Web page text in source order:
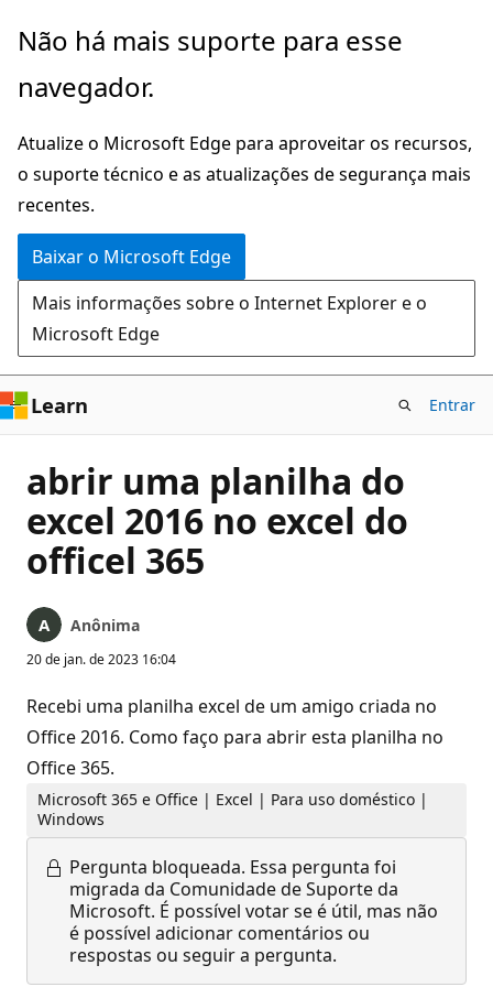
Pular
o
principal
Não há mais suporte para esse
navegador.
Atualize o Microsoft Edge para aproveitar os recursos,
o suporte técnico e as atualizações de segurança mais
recentes.
Baixar o Microsoft Edge
Mais informações sobre o Internet Explorer e o
Microsoft Edge
Learn Entrar
abrir uma planilha do
excel 2016 no excel do
officel 365
Anônima
20 de jan. de 2023 16:04
Recebi uma planilha excel de um amigo criada no
Office 2016. Como faço para abrir esta planilha no
Office 365.
Microsoft 365 e Office | Excel | Para uso doméstico |
Windows
Pergunta bloqueada. Essa pergunta foi
migrada da Comunidade de Suporte da
Microsoft. É possível votar se é útil, mas não
é possível adicionar comentários ou
respostas ou seguir a pergunta.